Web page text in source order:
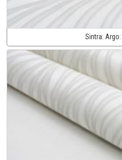
Sintra: Argo: